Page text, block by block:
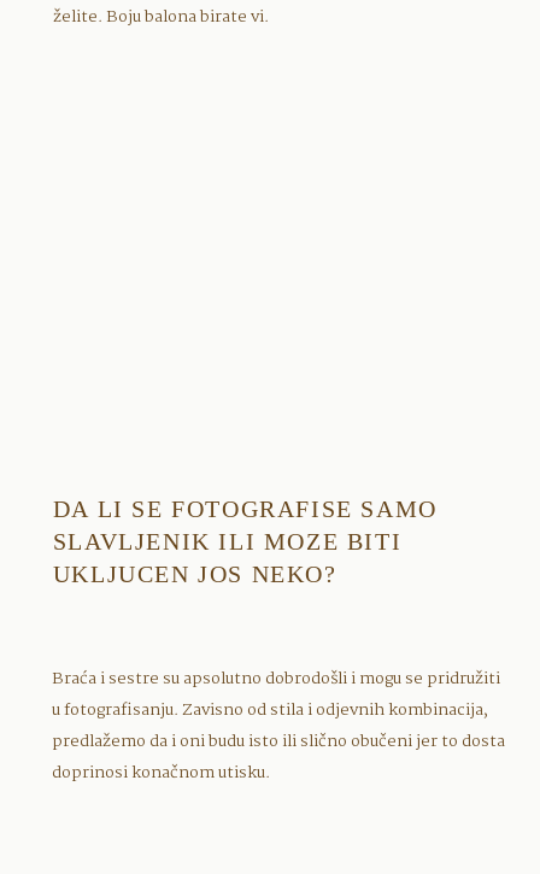
želite. Boju balona birate vi.
DA LI SE FOTOGRAFISE SAMO
SLAVLJENIK ILI MOZE BITI
UKLJUCEN JOS NEKO?
Braća i sestre su apsolutno dobrodošli i mogu se pridružiti
u fotografisanju. Zavisno od stila i odjevnih kombinacija,
predlažemo da i oni budu isto ili slično obučeni jer to dosta
doprinosi konačnom utisku.